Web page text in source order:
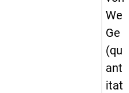
We
Ge
(qu
ant
itat